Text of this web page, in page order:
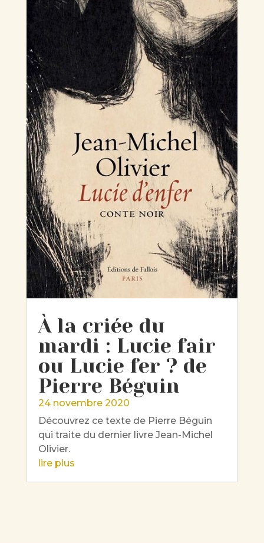
À la criée du
mardi : Lucie fair
ou Lucie fer ? de
Pierre Béguin
24 novembre 2020
Découvrez ce texte de Pierre Béguin
qui traite du dernier livre Jean-Michel
Olivier.
lire plus